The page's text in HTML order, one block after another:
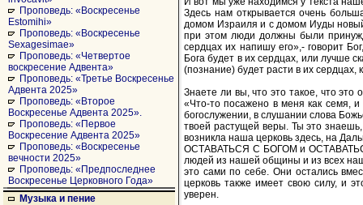
Проповедь: «Воскресенье
Estomihi»
Проповедь: «Воскресенье
Sexagesimae»
Проповедь: «Четвертое
воскресение Адвента»
Проповедь: «Третье Воскресенье
Адвента 2025»
Проповедь: «Второе
Воскресенье Адвента 2025».
Проповедь: «Первое
Воскресение Адвента 2025»
Проповедь: «Воскресенье
вечности 2025»
Проповедь: «Предпоследнее
Воскресенье Церковного Года»
Музыка и пение
Здесь нам открывается очень
домом Израиля и с домом Иуды
при этом люди должны были
сердцах их напишу его»,- говорит
Бога будет в их сердцах, или лучше
(познание) будет расти в их сердцах,
Знаете ли вы, что это такое, что это
«Что-то посажено в меня как семя,
богослужении, в слушании слова
твоей растущей веры. Ты это
возникла наша церковь здесь, на
ОСТАВАТЬСЯ С БОГОМ и ОСТАВАТЬСЯ
людей из нашей общины и из всех
это сами по себе. Они остались
церковь также имеет свою силу, и
уверен.